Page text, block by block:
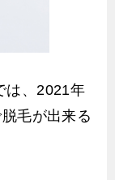
は、2021年
毛が出来る